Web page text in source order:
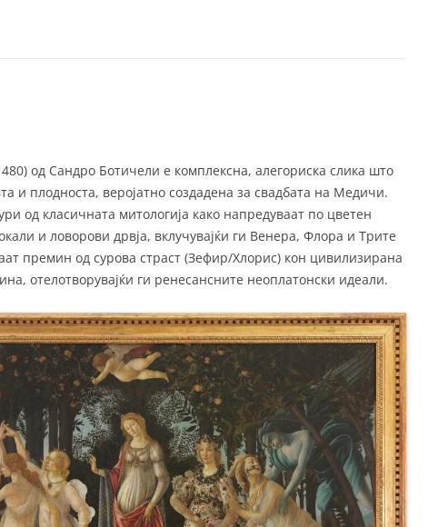
од Сандро Ботичели е комплексна, алегориска слика што
и плодноста, веројатно создадена за свадбата на Медичи.
од класичната митологија како напредуваат по цветен
и ловорови дрвја, вклучувајќи ги Венера, Флора и Трите
премин од сурова страст (Зефир/Хлорис) кон цивилизирана
отелотворувајќи ги ренесансните неоплатонски идеали.